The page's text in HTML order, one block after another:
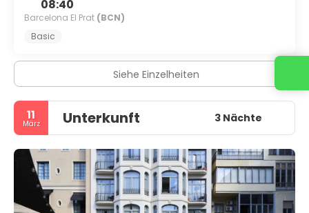
08:40
Barcelona El Prat (BCN)
Basic
Siehe Einzelheiten
11
März Unterkunft 3 Nächte